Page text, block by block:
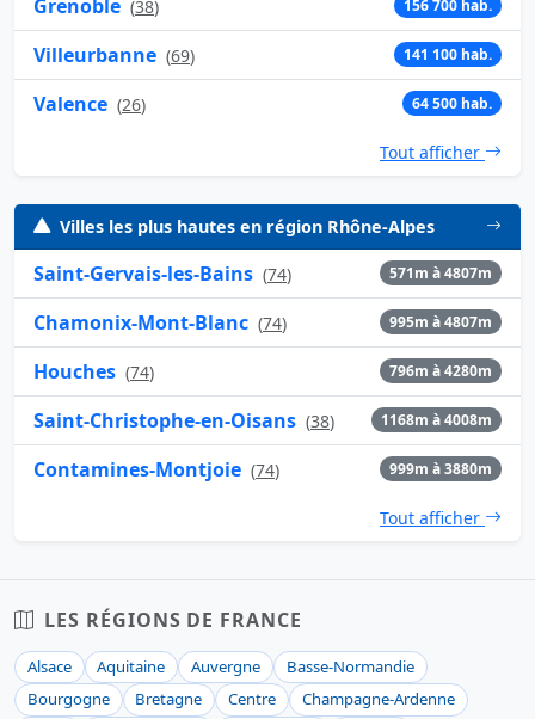
Grenoble (38) 156 700 hab.
Villeurbanne (69) 141 100 hab.
Valence (26) 64 500 hab.
Tout afficher
Villes les plus hautes en région Rhône-Alpes
Saint-Gervais-les-Bains (74) 571m à 4807m
Chamonix-Mont-Blanc (74) 995m à 4807m
Houches (74) 796m à 4280m
Saint-Christophe-en-Oisans (38) 1168m à 4008m
Contamines-Montjoie (74) 999m à 3880m
Tout afficher
LES RÉGIONS DE FRANCE
Alsace Aquitaine Auvergne
Basse-Normandie
Bourgogne
Bretagne Centre
Champagne-Ardenne